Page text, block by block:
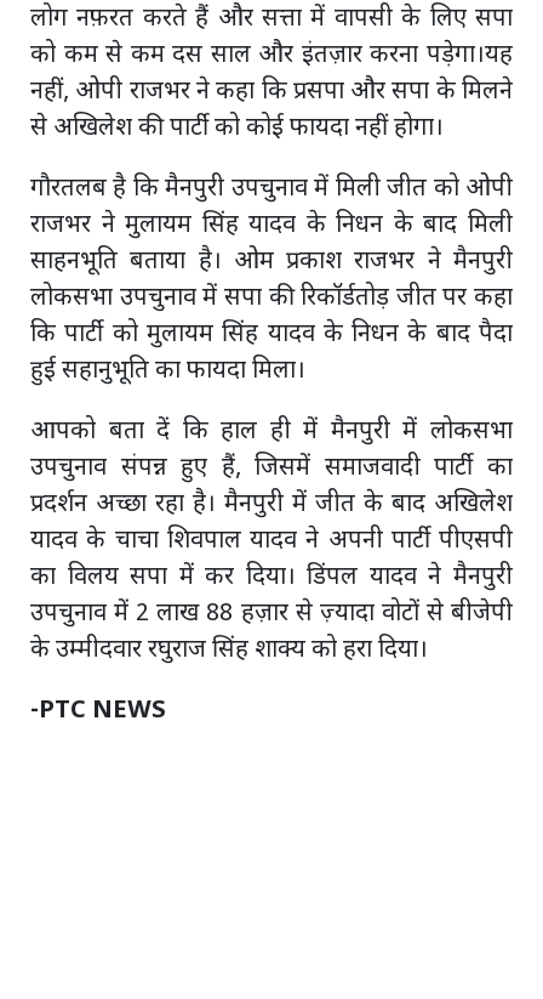
लोग नफ़रत करते हैं और सत्ता में वापसी के लिए सपा
को कम से कम दस साल और इंतज़ार करना पड़ेगा।यह
नहीं, ओपी राजभर ने कहा कि प्रसपा और सपा के मिलने
से अखिलेश की पार्टी को कोई फायदा नहीं होगा।
गौरतलब है कि मैनपुरी उपचुनाव में मिली जीत को ओपी
राजभर ने मुलायम सिंह यादव के निधन के बाद मिली
साहनभूति बताया है। ओम प्रकाश राजभर ने मैनपुरी
लोकसभा उपचुनाव में सपा की रिकॉर्डतोड़ जीत पर कहा
कि पार्टी को मुलायम सिंह यादव के निधन के बाद पैदा
हुई सहानुभूति का फायदा मिला।
आपको बता दें कि हाल ही में मैनपुरी में लोकसभा
उपचुनाव संपन्न हुए हैं, जिसमें समाजवादी पार्टी का
प्रदर्शन अच्छा रहा है। मैनपुरी में जीत के बाद अखिलेश
यादव के चाचा शिवपाल यादव ने अपनी पार्टी पीएसपी
का विलय सपा में कर दिया। डिंपल यादव ने मैनपुरी
उपचुनाव में 2 लाख 88 हज़ार से ज़्यादा वोटों से बीजेपी
के उम्मीदवार रघुराज सिंह शाक्य को हरा दिया।
-PTC NEWS